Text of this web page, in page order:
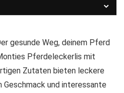
gesunde Weg, deinem Pferd
Pferdeleckerlis mit
Zutaten bieten leckere
Geschmack und interessante